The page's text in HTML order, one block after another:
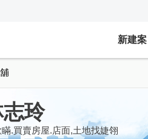
新建案
玲
.買賣房屋.店面,土地找婕翎